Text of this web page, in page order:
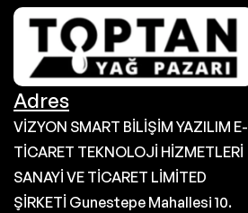
Adres
VİZYON SMART BİLİŞİM YAZILIM E-
TİCARET TEKNOLOJİ HİZMETLERİ
SANAYİ VE TİCARET LİMİTED
ŞİRKETİ Gunestepe Mahallesi 10.